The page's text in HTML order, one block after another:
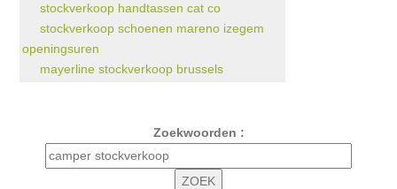
stockverkoop handtassen cat co
stockverkoop schoenen mareno izegem
openingsuren
mayerline stockverkoop brussels
Zoekwoorden :